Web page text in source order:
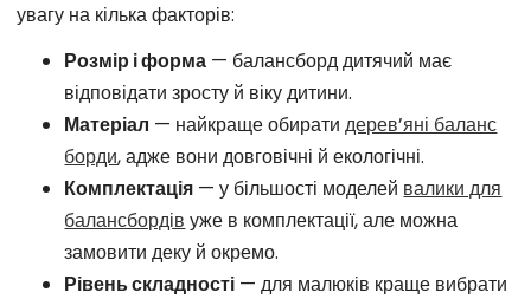
увагу на кілька факторів:
Розмір і форма — балансборд дитячий має
відповідати зросту й віку дитини.
Матеріал — найкраще обиратидерев’яні баланс
борди, адже вони довговічні й екологічні.
Комплектація — у більшості моделей валики для
балансбордів уже в комплектації, але можна
замовити деку й окремо.
Рівень складності — для малюків краще вибрати